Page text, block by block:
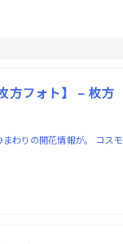
方フォト】 – 枚方
わりの開花情報が。 コスモ